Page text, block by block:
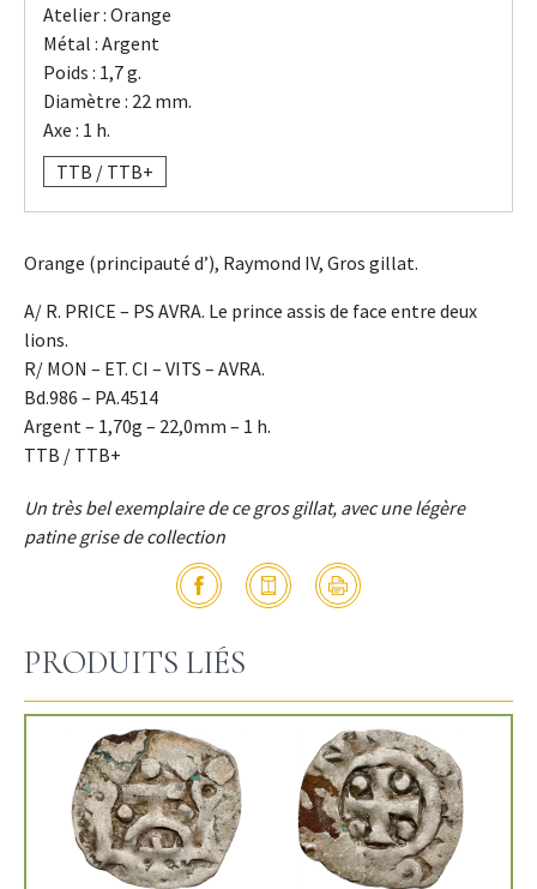
Atelier : Orange
Métal : Argent
Poids : 1,7 g.
Diamètre : 22 mm.
Axe : 1 h.
TTB / TTB+
Orange (principauté d’), Raymond IV, Gros gillat.
A/ R. PRICE – PS AVRA. Le prince assis de face entre deux
lions.
R/ MON – ET. CI – VITS – AVRA.
Bd.986 – PA.4514
Argent – 1,70g – 22,0mm – 1 h.
TTB / TTB+
Un très bel exemplaire de ce gros gillat, avec une légère
patine grise de collection
PRODUITS LIÉS